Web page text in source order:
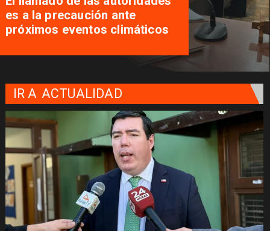
es a la precaución ante
próximos eventos climáticos
IR A ACTUALIDAD